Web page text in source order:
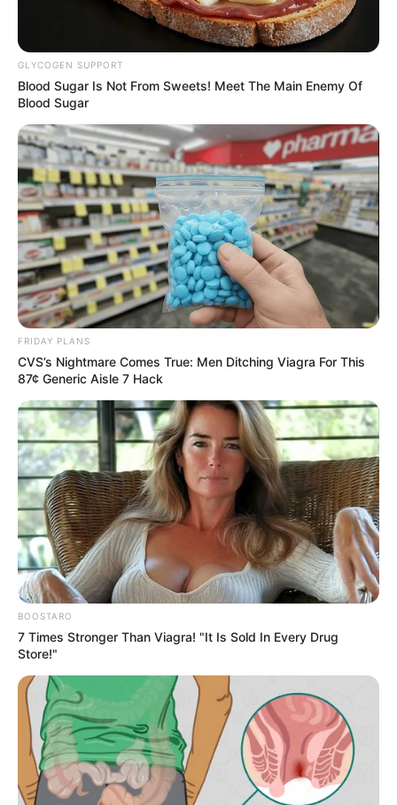
βάσει μεθοδολογίας και επιχειρημάτων,
περί των εμβολίων που αναπτύσσονται σε
συμπιεσμένο βραχύ διάστημα, ιδιαίτερα περί των
mRNA
εμβολίων.
Από την ανάγνωση της μελέτης αυτής
απουσία επιστημονικής τεκμηρίωσης ορισμένων
θέσεων περί του εμβολίου που διατυπώνονται από
αναρμόδιους φορείς (π.χ. Μέσα Ενημέρωσης, Μέσα
Κοινωνικής Δικτύωσης, Διαδίκτυο) και από ορισμένους
υπέρμαχους των εμβολιασμών.
Ποιοι οι εν δυνάμει κίνδυνοι από τη βράχυνση
του
χρόνου ανάπτυξης των εμβολίων.
Οι συγγραφείς επισημαίνουν ότιτο επείγον της
εφαρμογής των εμβολιασμών, λόγω της
νοσηρότητας της COVID-19 «
είχε ως ουσιώδη
περιορισμό,τη μη εφαρμογή των αυστηρών
GLYCOGEN SUPPORT
Blood Sugar Is Not From Sweets! Meet The Main Enemy Of
Blood Sugar
FRIDAY PLANS
CVS’s Nightmare Comes True: Men Ditching Viagra For This
87¢ Generic Aisle 7 Hack
BOOSTARO
7 Times Stronger Than Viagra! "It Is Sold In Every Drug
Store!"